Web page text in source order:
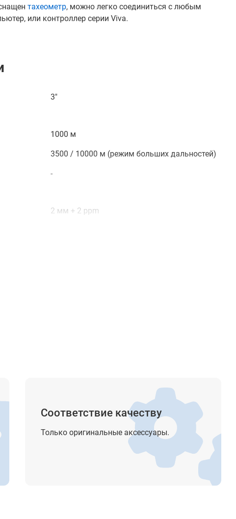
тахеометр, можно легко соединиться с любым
или контроллер серии Viva.
3"
1000 м
3500 / 10000 м (режим больших дальностей)
-
2 мм + 2 ppm
Соответствие качеству
Только оригинальные аксессуары.